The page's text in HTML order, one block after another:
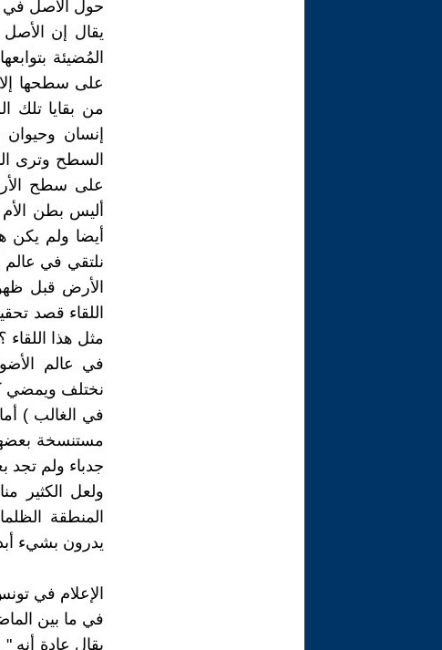
حول الأصل في
المُضيئة
على سطحها إلا
من بقايا تلك
إنسان
السطح وترى
على سطح
أليس بطن
أيضا ولم يكن
نلتقي في
الأرض قبل
اللقاء قصد
مثل هذا اللقاء
في عالم
نختلف ويمضي
في الغالب )
مستنسخة
جدباء ولم تجد
ولعل الكثير
المنطقة
يدرون بشيء
الإعلام في
في ما بين
يقال عادة أنه